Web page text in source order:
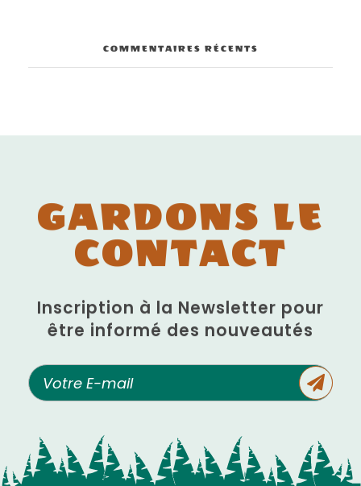
COMMENTAIRES RÉCENTS
GARDONS LE
CONTACT
Inscription à la Newsletter pour
être informé des nouveautés